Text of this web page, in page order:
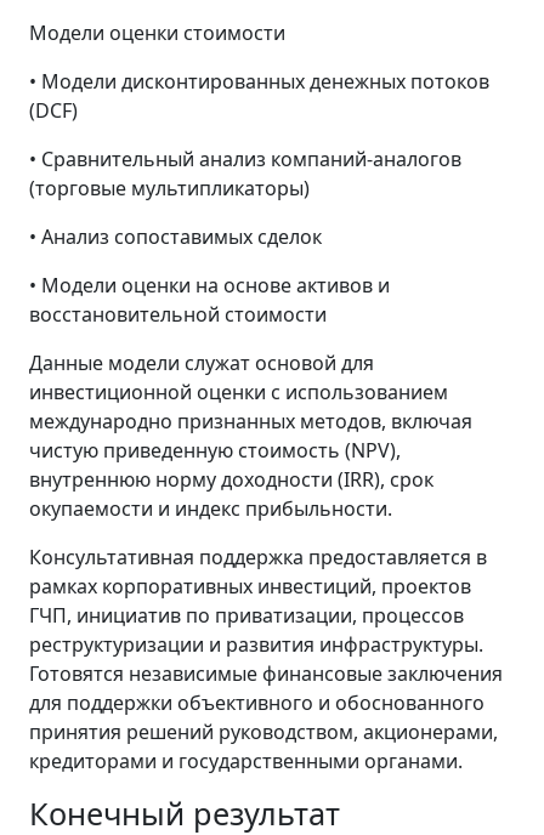
Модели оценки стоимости
• Модели дисконтированных денежных потоков
(DCF)
• Сравнительный анализ компаний-аналогов
(торговые мультипликаторы)
• Анализ сопоставимых сделок
• Модели оценки на основе активов и
восстановительной стоимости
Данные модели служат основой для
инвестиционной оценки с использованием
международно признанных методов, включая
чистую приведенную стоимость (NPV),
внутреннюю норму доходности (IRR), срок
окупаемости и индекс прибыльности.
Консультативная поддержка предоставляется в
рамках корпоративных инвестиций, проектов
ГЧП, инициатив по приватизации, процессов
реструктуризации и развития инфраструктуры.
Готовятся независимые финансовые заключения
для поддержки объективного и обоснованного
принятия решений руководством, акционерами,
кредиторами и государственными органами.
Конечный результат